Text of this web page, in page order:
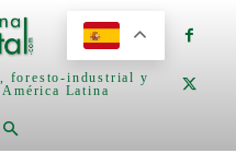
foresto-industrial y
Latina